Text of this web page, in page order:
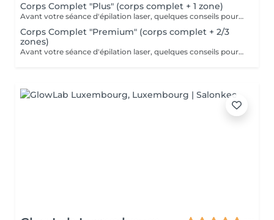
Corps Complet "Plus" (corps complet + 1 zone)
Avant votre séance d'épilation laser, quelques conseils pour un meilleur confort et un résultat optimal : 1. Rasez la zone à traiter : de préférence la veille avec un rasoir. 2. Venez avec une peau propre et sèche : sans maquillage, crème, parfum, huile ou déodorant. 3. Protégez votre peau : évitez le soleil, l'autobronzant ainsi que les gommages durant les 3 jours précédant la séance.
Corps Complet "Premium" (corps complet + 2/3
zones)
Avant votre séance d'épilation laser, quelques conseils pour un meilleur confort et un résultat optimal : 1. Rasez la zone à traiter : de préférence la veille avec un rasoir. 2. Venez avec une peau propre et sèche : sans maquillage, crème, parfum, huile ou déodorant. 3. Protégez votre peau : évitez le soleil, l'autobronzant ainsi que les gommages durant les 3 jours précédant la séance.